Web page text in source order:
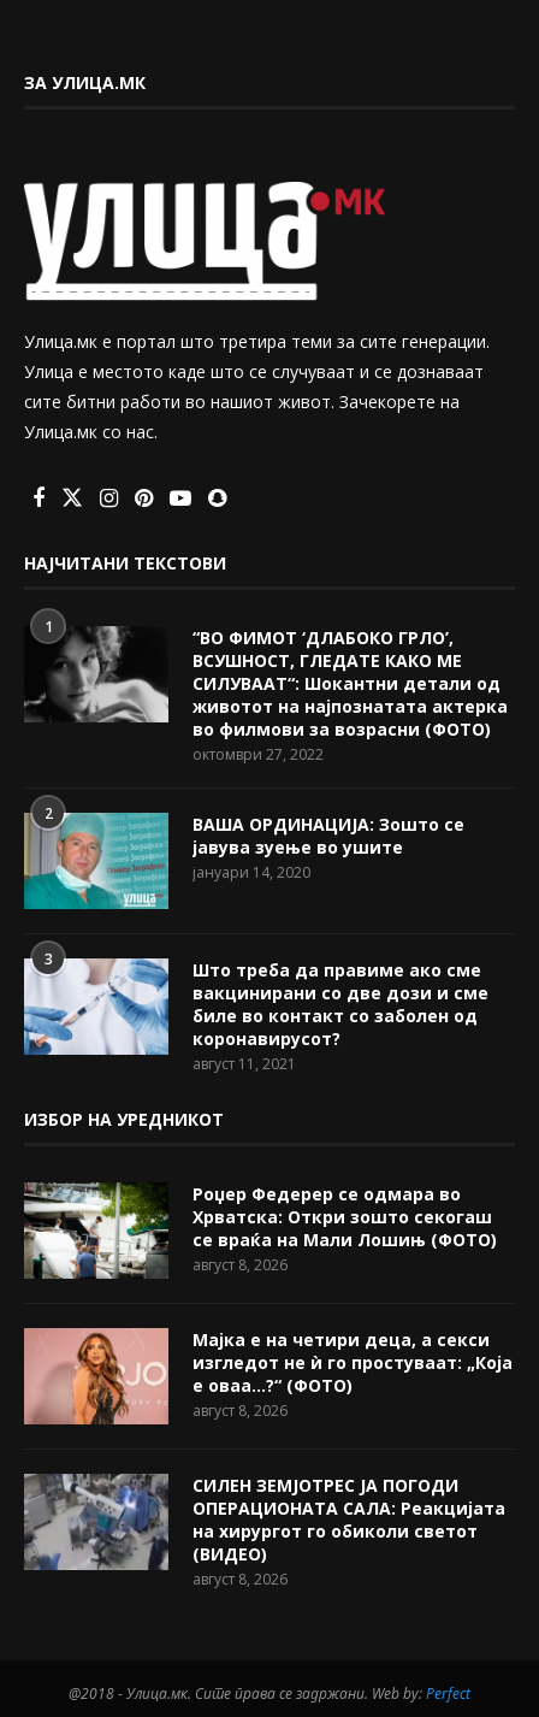
ЗА УЛИЦА.МК
Улица.мк е портал што третира теми за сите генерации.
Улица е местото каде што се случуваат и се дознаваат
сите битни работи во нашиот живот. Зачекорете на
Улица.мк со нас.
НАЈЧИТАНИ ТЕКСТОВИ
1
“ВО ФИМОТ ‘ДЛАБОКО ГРЛО’,
ВСУШНОСТ, ГЛЕДАТЕ КАКО МЕ
СИЛУВААТ“: Шокантни детали од
животот на најпознатата актерка
во филмови за возрасни (ФОТО)
октомври 27, 2022
2
ВАША ОРДИНАЦИЈА: Зошто се
јавува зуење во ушите
јануари 14, 2020
3
Што треба да правиме ако сме
вакцинирани со две дози и сме
биле во контакт со заболен од
коронавирусот?
август 11, 2021
ИЗБОР НА УРЕДНИКОТ
Роџер Федерер се одмара во
Хрватска: Откри зошто секогаш
се враќа на Мали Лошињ (ФОТО)
август 8, 2026
Мајка е на четири деца, а секси
изгледот не ѝ го простуваат: „Која
е оваа…?“ (ФОТО)
август 8, 2026
СИЛЕН ЗЕМЈОТРЕС ЈА ПОГОДИ
ОПЕРАЦИОНАТА САЛА: Реакцијата
на хирургот го обиколи светот
(ВИДЕО)
август 8, 2026
@2018 - Улица.мк. Сите права се задржани. Web by:Perfect